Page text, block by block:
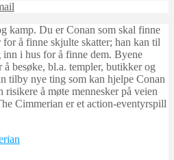
kamp. Du er Conan som skal finne
å finne skjulte skatter; han kan til
i hus for å finne dem. Byene
besøke, bl.a. templer, butikker og
tilby nye ting som kan hjelpe Conan
risikere å møte mennesker på veien
Cimmerian er et action-eventyrspill